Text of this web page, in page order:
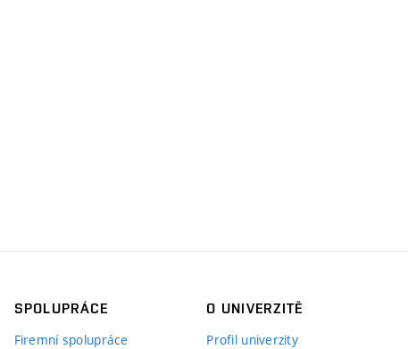
SPOLUPRÁCE
Firemní spolupráce
O UNIVERZITĚ
Profil univerzity